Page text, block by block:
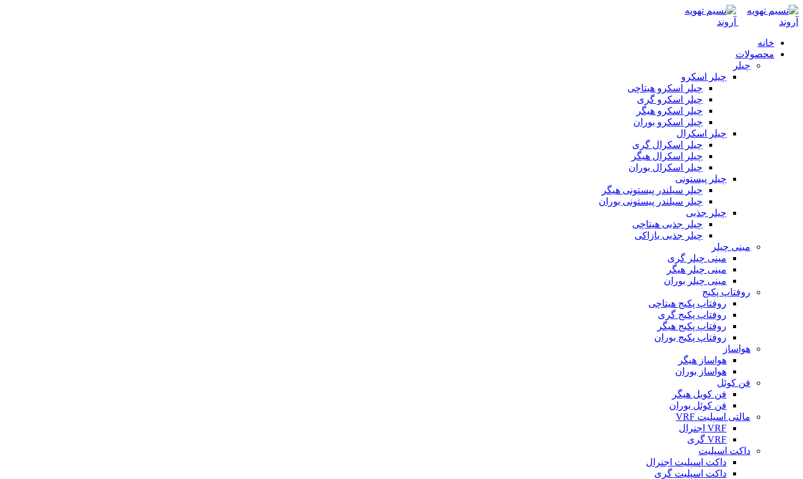
خانه
محصولات
چیلر
چیلر اسکرو
چیلر اسکرو هیتاچی
چیلر اسکرو گری
چیلر اسکرو هیگر
چیلر اسکرو بوران
چیلر اسکرال
چیلر اسکرال گری
چیلر اسکرال هیگر
چیلر اسکرال بوران
چیلر پیستونی
چیلر سیلندر پیستونی هیگر
چیلر سیلندر پیستونی بوران
چیلر جذبی
چیلر جذبی هیتاچی
چیلر جذبی یازاکی
مینی چیلر
مینی چیلر گری
مینی چیلر هیگر
مینی چیلر بوران
روفتاپ پکیج
روفتاپ پکیج هیتاچی
روفتاپ پکیج گری
روفتاپ پکیج هیگر
روفتاپ پکیج بوران
هواساز
هواساز هیگر
هواساز بوران
فن کوئل
فن کویل هیگر
فن کوئل بوران
مالتی اسپلیت VRF
VRF اجنرال
VRF گری
داکت اسپلیت
داکت اسپلیت اجنرال
داکت اسپلیت گری